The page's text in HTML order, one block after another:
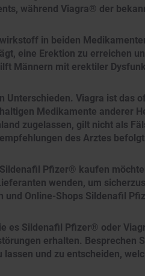
während Viagra® der
in beiden
eine Erektion zu erreichen
Männern mit erektiler
Unterschieden. Viagra ist das
Medikamente anderer
zugelassen, gilt nicht als
des Arztes
Pfizer® kaufen
wenden, um
und Online-Shops Sildenafil
es Sildenafil Pfizer® oder
erhalten. Besprechen
lassen und zu entscheiden,